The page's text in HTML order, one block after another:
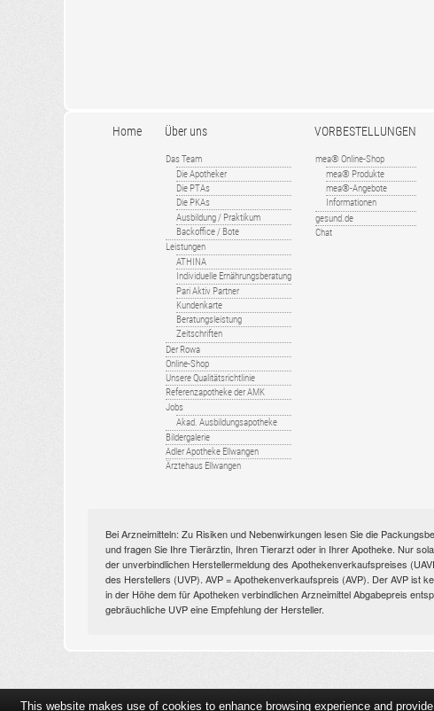
Home Über uns
Das Team
Die Apotheker
Die PTAs
Die PKAs
Ausbildung / Praktikum
Backoffice / Bote
Leistungen
ATHINA
Individuelle Ernährungsberatung
Pari Aktiv Partner
Kundenkarte
Beratungsleistung
Zeitschriften
Der Rowa
Online-Shop
Unsere Qualitätsrichtlinie
Referenzapotheke der AMK
Jobs
Akad. Ausbildungsapotheke
Bildergalerie
Adler Apotheke Ellwangen
Ärztehaus Ellwangen
VORBESTELLUNGEN
mea® Online-Shop
mea® Produkte
mea®-Angebote
Informationen
gesund.de
Chat
Bei Arzneimitteln: Zu Risiken und Nebenwirkungen lesen Sie die
und fragen Sie Ihre Tierärztin, Ihren Tierarzt oder in Ihrer Apotheke. Nur
der unverbindlichen Herstellermeldung des Apothekenverkaufspreises
des Herstellers (UVP). AVP = Apothekenverkaufspreis (AVP). Der AVP ist
in der Höhe dem für Apotheken verbindlichen Arzneimittel Abgabepreis
gebräuchliche UVP eine Empfehlung der Hersteller.
This website makes use of cookies to enhance browsing experience and